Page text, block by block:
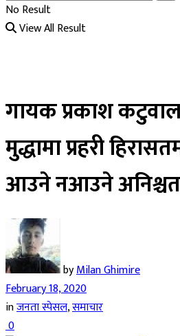
No Result
View All Result
गायक प्रकाश कटुवाल
मुद्धामा प्रहरी
आउने नआउने अनिश्चत
byMilan Ghimire
February 18, 2020
inजनता स्पेसल,समाचार
0